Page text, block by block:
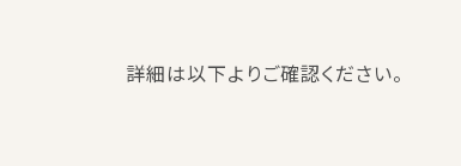
詳細は以下よりご確認ください。